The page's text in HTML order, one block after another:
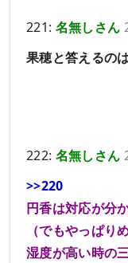
221: 名無しさん
果穂と答えるの
222: 名無しさん
>>220
円香は対応が分
（でもやっぱり
湿度が高い時の